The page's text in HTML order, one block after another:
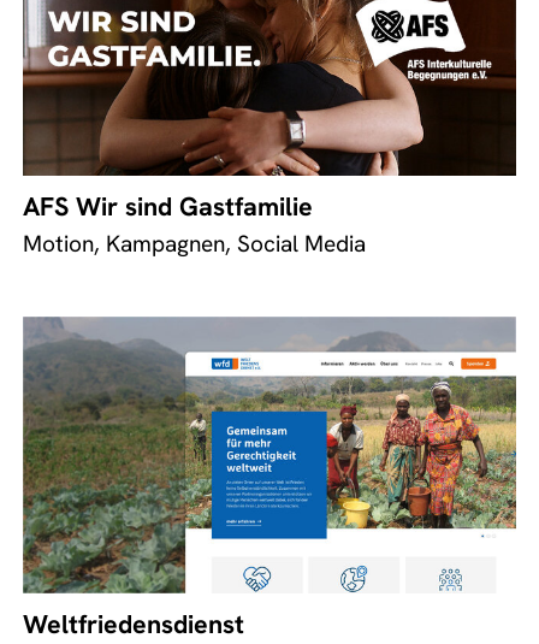
AFS Wir sind Gastfamilie
Motion, Kampagnen, Social Media
Weltfriedensdienst